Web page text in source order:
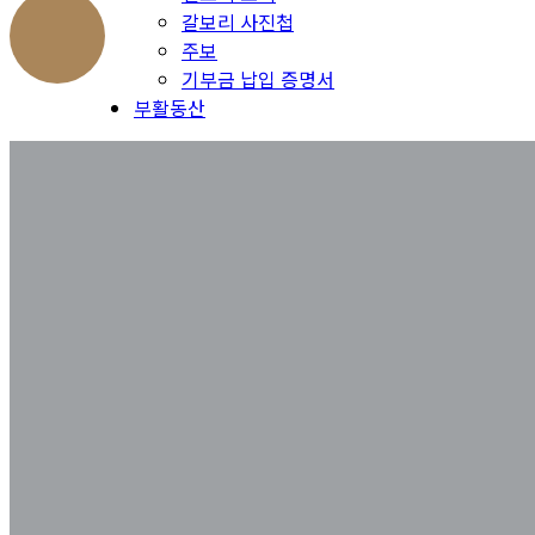
갈보리 사진첩
주보
기부금 납입 증명서
부활동산